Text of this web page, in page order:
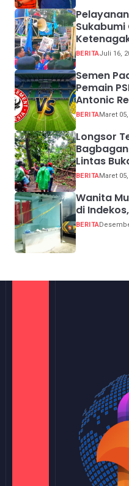
Sukabumi
BERITAJuli 16,
Semen
Pemain
Antonic
BERITAMaret
Longsor
Lintas
BERITAMaret
Wanita
di
BERITA